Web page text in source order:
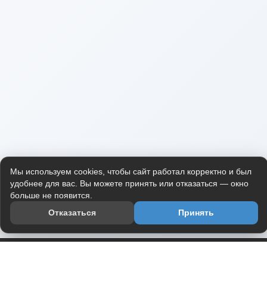
Мы используем cookies, чтобы сайт работал корректно и был
удобнее для вас. Вы можете принять или отказаться — окно
больше не появится.
Отказаться
Принять